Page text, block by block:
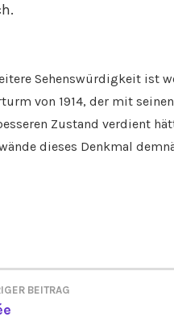
Sehenswürdigkeit ist
von 1914, der mit
Zustand verdient
dieses Denkmal
BEITRAG